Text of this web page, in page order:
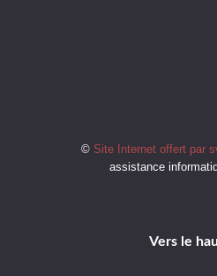
© Site Internet offert par
assistance
Vers le